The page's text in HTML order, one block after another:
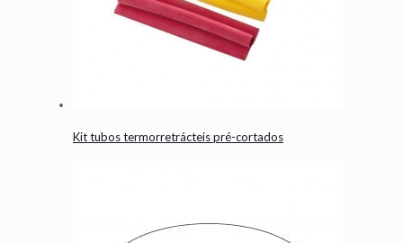
Kit tubos termorretrácteis pré-cortados